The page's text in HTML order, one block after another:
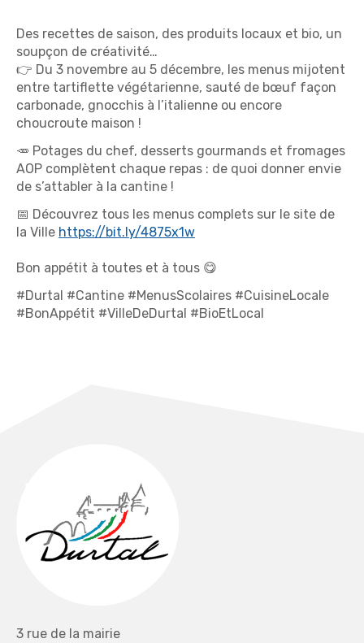
Des recettes de saison, des produits locaux et bio, un
soupçon de créativité…
👉 Du 3 novembre au 5 décembre, les menus mijotent
entre tartiflette végétarienne, sauté de bœuf façon
carbonade, gnocchis à l’italienne ou encore
choucroute maison !
🥕 Potages du chef, desserts gourmands et fromages
AOP complètent chaque repas : de quoi donner envie
de s’attabler à la cantine !
📅 Découvrez tous les menus complets sur le site de
la Ville https://bit.ly/4875x1w
Bon appétit à toutes et à tous 😋
#Durtal #Cantine #MenusScolaires #CuisineLocale
#BonAppétit #VilleDeDurtal #BioEtLocal
3 rue de la mairie